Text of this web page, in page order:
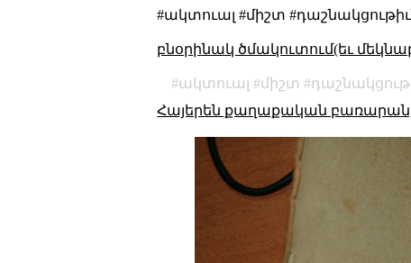
#ակտուալ #միշտ
բնօրինակ ծմակուտում(եւ
ակտուալ միշտ
Հայերեն քաղաքական բառարան,